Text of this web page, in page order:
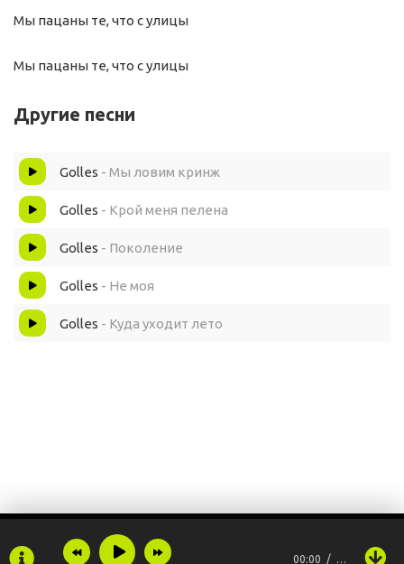
Мы пацаны те, что с улицы
Мы пацаны те, что с улицы
Другие песни
Golles - Мы ловим кринж
Golles - Крой меня пелена
Golles - Поколение
Golles - Не моя
Golles - Куда уходит лето
00:00